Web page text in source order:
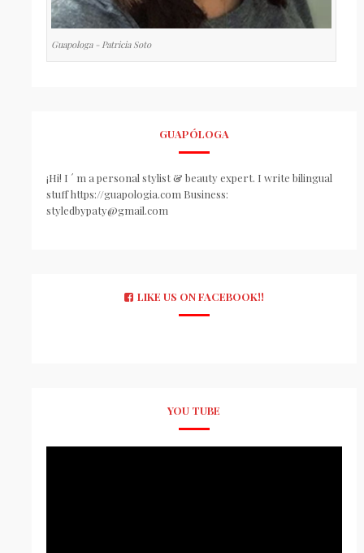
Guapologa - Patricia Soto
GUAPÓLOGA
¡Hi! I ´ m a personal stylist & beauty expert. I write bilingual
stuff https://guapologia.com Business:
styledbypaty@gmail.com
LIKE US ON FACEBOOK!!
YOU TUBE